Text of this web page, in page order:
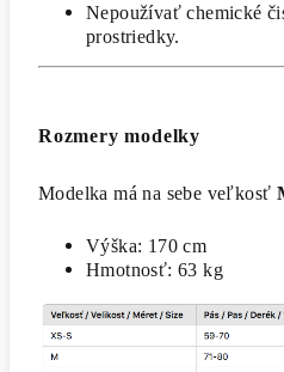
Nepoužívať chemické
prostriedky.
Rozmery modelky
Modelka má na sebe veľkosť
Výška: 170 cm
Hmotnosť: 63 kg